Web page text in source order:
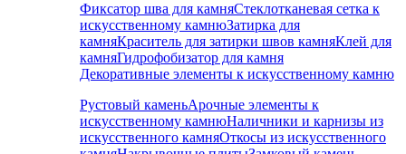
Фиксатор шва для камняСтеклотканевая сетка к
искусственному камнюЗатирка для
камняКраситель для затирки швов камняКлей для
камняГидрофобизатор для камня
Декоративные элементы к искусственному камню
Рустовый каменьАрочные элементы к
искусственному камнюНаличники и карнизы из
искусственного камняОткосы из искусственного